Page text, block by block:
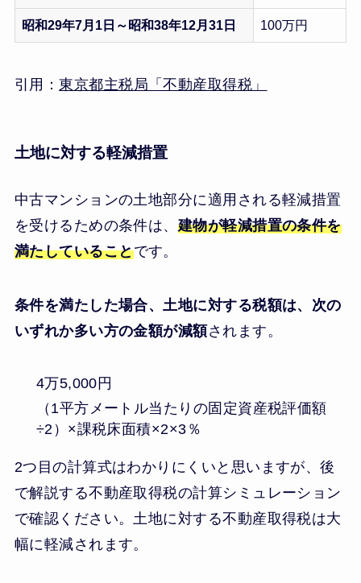
昭和29年7月1日～昭和38年12月31日 100万円
引用：東京都主税局「不動産取得税」
土地に対する軽減措置
中古マンションの土地部分に適用される軽減措置
を受けるための条件は、 建物が軽減措置の条件を
満たしていることです。
条件を満たした場合、土地に対する税額は、次の
いずれか多い方の金額が減額されます。
4万5,000円
（1平方メートル当たりの固定資産税評価額
÷2）×課税床面積×2×3％
2つ目の計算式はわかりにくいと思いますが、後
で解説する不動産取得税の計算シミュレーション
で確認ください。土地に対する不動産取得税は大
幅に軽減されます。